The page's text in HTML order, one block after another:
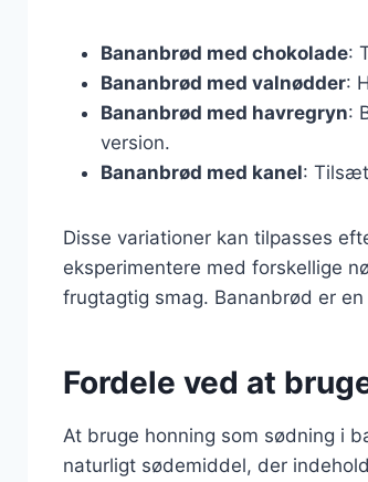
Bananbrød med chokolade:
Bananbrød med valnødder:
Bananbrød med havregryn:
version.
Bananbrød med kanel:
Disse variationer kan tilpasses
eksperimentere med forskellige
frugtagtig smag. Bananbrød er
Fordele ved at
At bruge honning som sødning i
naturligt sødemiddel, der